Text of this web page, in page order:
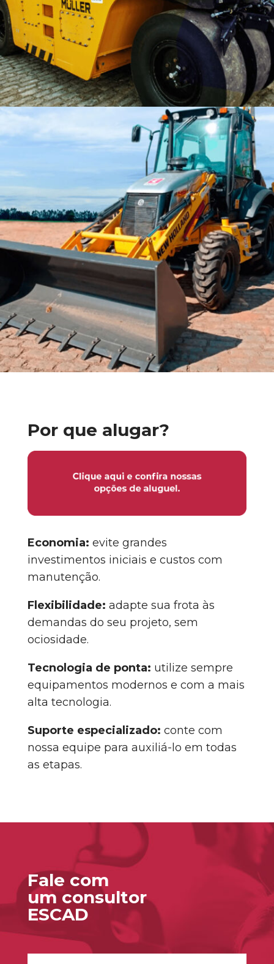
Por que alugar?
Economia: evite grandes
investimentos iniciais e custos com
manutenção.
Flexibilidade: adapte sua frota às
demandas do seu projeto, sem
ociosidade.
Tecnologia de ponta: utilize sempre
equipamentos modernos e com a mais
alta tecnologia.
Suporte especializado: conte com
nossa equipe para auxiliá-lo em todas
as etapas.
Fale com
um consultor
ESCAD